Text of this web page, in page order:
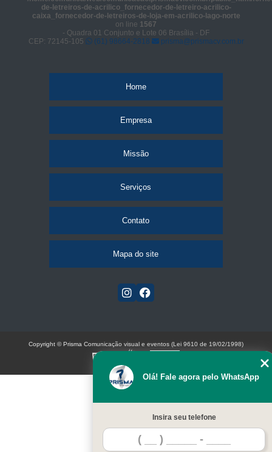
de-letreiros-de-acrilico_fornecedor-de-letreiro-acrilico-
caixa_fornecedor-de-letreiros-de-loja-em-acrilico-lago-norte
on line 1567
- Quadra 01 Conjunto e Lote 06 Brasília - DF
CEP: 72145-105
(61) 98664-2818 prisma@prismacv.com.br
Home
Empresa
Missão
Serviços
Contato
Mapa do site
Olá! Fale agora pelo WhatsApp
Insira seu telefone
Copyright © Prisma Comunicação visual e eventos (Lei 9610 de 19/02/1998)